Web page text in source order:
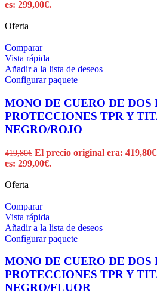
es: 299,00€.
Oferta
Comparar
Vista rápida
Añadir a la lista de deseos
Configurar paquete
MONO DE CUERO DE DOS
PROTECCIONES TPR Y
NEGRO/ROJO
419,80€ El precio original era:
es: 299,00€.
Oferta
Comparar
Vista rápida
Añadir a la lista de deseos
Configurar paquete
MONO DE CUERO DE DOS
PROTECCIONES TPR Y
NEGRO/FLUOR